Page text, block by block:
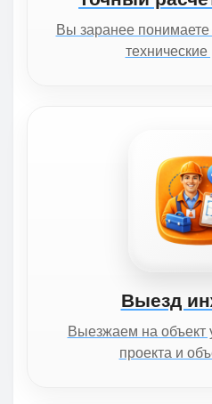
Вы заранее
Выезд
Выезжаем на объект
проекта и